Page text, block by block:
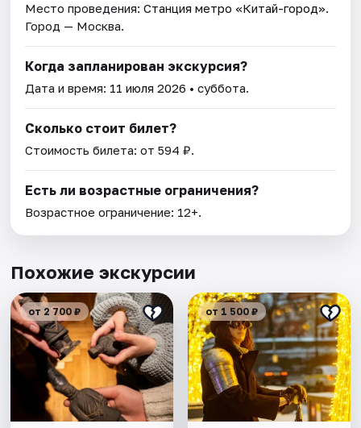
Место проведения:Станция метро «Китай-город».
Город — Москва.
Когда запланирован экскурсия?
Дата и время: 11 июля 2026 • суббота.
Сколько стоит билет?
Стоимость билета: от 594 ₽.
Есть ли возрастные ограничения?
Возрастное ограничение: 12+.
Похожие экскурсии
от 2 700 ₽ от 1 500 ₽